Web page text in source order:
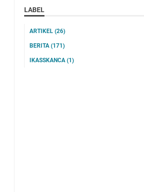
LABEL
ARTIKEL (26)
BERITA (171)
IKASSKANCA (1)